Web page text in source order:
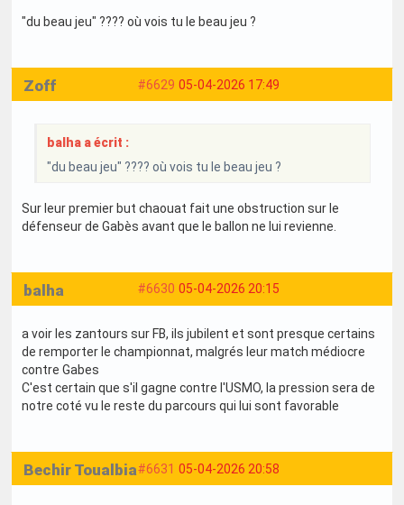
"du beau jeu" ???? où vois tu le beau jeu ?
#6629 05-04-2026 17:49
Zoff
balha a écrit :
"du beau jeu" ???? où vois tu le beau jeu ?
Sur leur premier but chaouat fait une obstruction sur le
défenseur de Gabès avant que le ballon ne lui revienne.
#6630 05-04-2026 20:15
balha
a voir les zantours sur FB, ils jubilent et sont presque certains
de remporter le championnat, malgrés leur match médiocre
contre Gabes
C'est certain que s'il gagne contre l'USMO, la pression sera de
notre coté vu le reste du parcours qui lui sont favorable
#6631 05-04-2026 20:58
Bechir Toualbia